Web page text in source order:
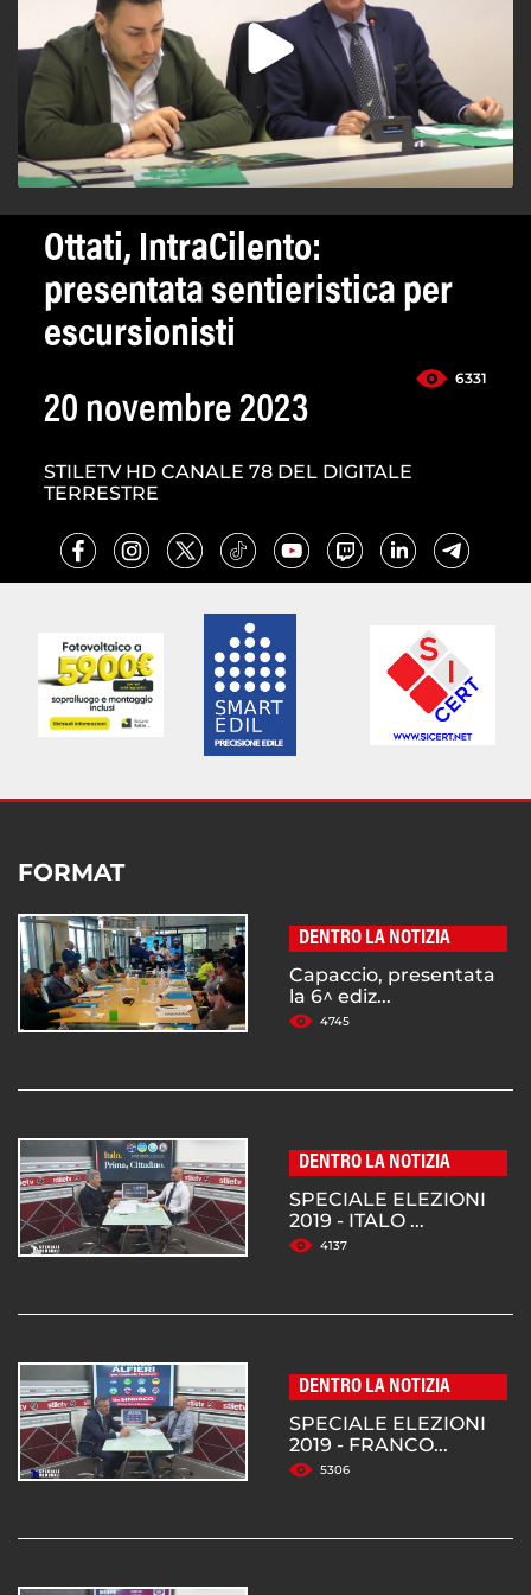
Ottati, IntraCilento:
presentata sentieristica per
escursionisti
6331
20 novembre 2023
STILETV HD CANALE 78 DEL DIGITALE
TERRESTRE
FORMAT
DENTRO LA NOTIZIA
Capaccio, presentata
la 6^ ediz...
4745
DENTRO LA NOTIZIA
SPECIALE ELEZIONI
2019 - ITALO ...
4137
DENTRO LA NOTIZIA
SPECIALE ELEZIONI
2019 - FRANCO...
5306